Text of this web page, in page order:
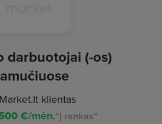
darbuotojai (-os)
klientas
€/mėn."į rankas"